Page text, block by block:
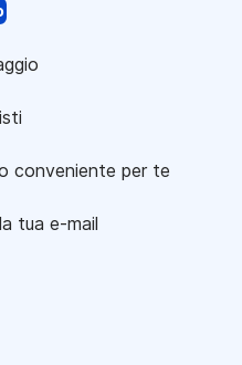
conveniente per te
tua e-mail